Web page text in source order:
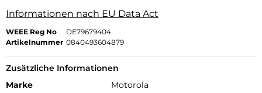
Informationen nach EU Data Act
WEEE Reg No
DE79679404
Artikelnummer 0840493604879
Zusätzliche Informationen
Marke
Motorola